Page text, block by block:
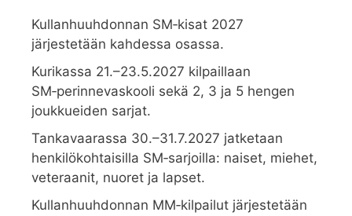
Kullanhuuhdonnan SM‑kisat 2027
järjestetään kahdessa osassa.
Kurikassa 21.–23.5.2027 kilpaillaan
SM‑perinnevaskooli sekä 2, 3 ja 5 hengen
joukkueiden sarjat.
Tankavaarassa 30.–31.7.2027 jatketaan
henkilökohtaisilla SM‑sarjoilla: naiset, miehet,
veteraanit, nuoret ja lapset.
Kullanhuuhdonnan MM‑kilpailut järjestetään